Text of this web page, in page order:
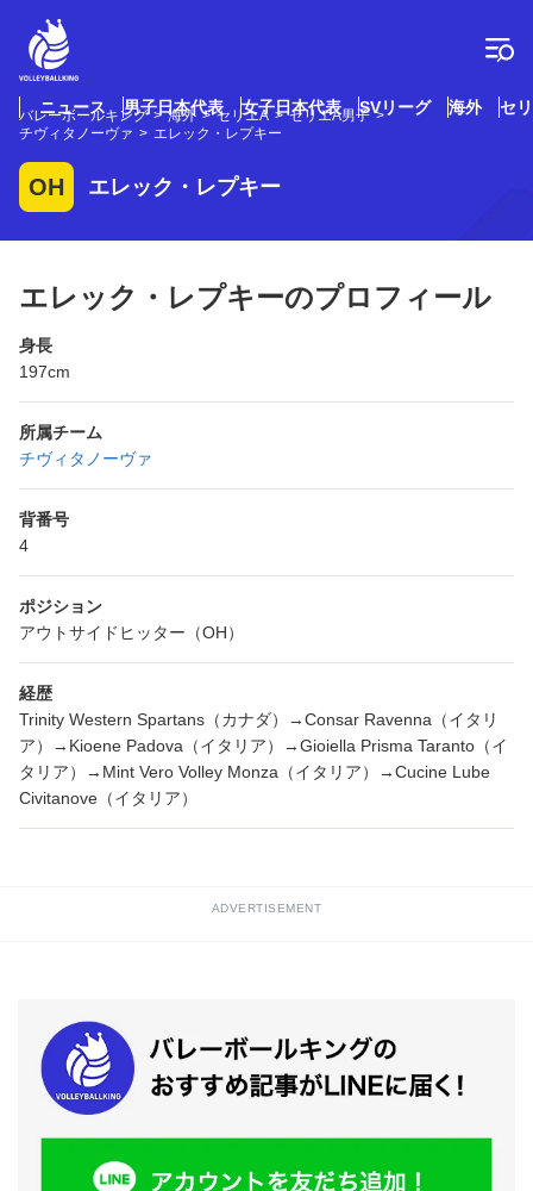
ニュース 男子日本代表 女子日本代表 SVリーグ 海外 セ
バレーボールキング 海外 セリエA
セリエA男子
チヴィタノーヴァ
エレック・レプキー
OH エレック・レプキー
エレック・レプキーのプロフィール
身長
197cm
所属チーム
チヴィタノーヴァ
背番号
4
ポジション
アウトサイドヒッター（OH）
経歴
Trinity Western Spartans（カナダ）→Consar Ravenna（イタリ
ア）→Kioene Padova（イタリア）→Gioiella Prisma Taranto（イ
タリア）→Mint Vero Volley Monza（イタリア）→Cucine Lube
Civitanove（イタリア）
ADVERTISEMENT